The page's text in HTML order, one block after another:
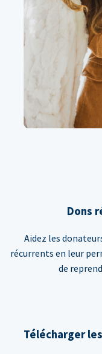
Dons
Aidez les
récurrents en leur
de
Télécharger